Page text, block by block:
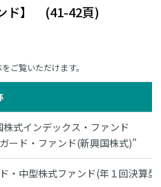
ド】 (41-42頁)
ご覧いただけます。
式インデックス・ファンド
ード・ファンド(新興国株式)”
・中型株式ファンド(年１回決算型)